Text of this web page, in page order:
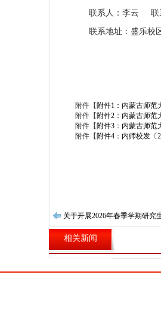
联系人：李云 联
联系地址：盛乐校
附件【 附件1：内蒙古师范
附件【 附件2：内蒙古师范
附件【 附件3：内蒙古师范
附件【 附件4：内师校发〔
关于开展2026年春季学期研究
相关新闻